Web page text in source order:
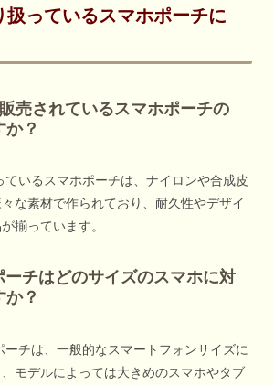
扱っているスマホポーチに
売されているスマホポーチの
か？
ているスマホポーチは、ナイロンや合成皮
な素材で作られており、耐久性やデザイ
揃っています。
チはどのサイズのスマホに対
か？
ーチは、一般的なスマートフォンサイズに
モデルによっては大きめのスマホやタブ